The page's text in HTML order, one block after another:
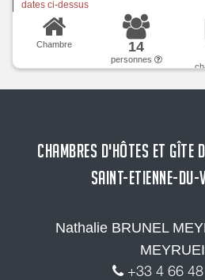
dates ci-dessus
Chambre 14
personnes
CHAMBRES D'HÔTES ET GÎTE
SAINT-ETIENNE-DU-
Nathalie BRUNEL
+33 4 66